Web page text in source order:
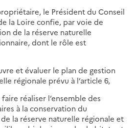
le Président du Conseil
la Loire confie, par voie de
de la réserve naturelle
dont le rôle est
et évaluer le plan de gestion
régionale prévu à l’article 6,
réaliser l’ensemble des
à la conservation du
la réserve naturelle régionale et